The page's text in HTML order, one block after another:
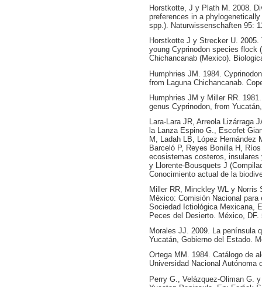
Horstkotte, J y Plath M. 2008.
preferences in a
spp.). Naturwissenschaften 95:
Horstkotte J y Strecker U.
young Cyprinodon species flock
Chichancanab (Mexico).
Humphries JM. 1984.
from Laguna Chichancanab.
Humphries JM y Miller RR.
genus Cyprinodon, from
Lara-Lara JR, Arreola Lizárraga
la Lanza Espino G., Escofet
M, Ladah LB, López Hernández
Barceló P, Reyes Bonilla H,
ecosistemas costeros,
y Llorente-Bousquets J
Conocimiento actual de la
Miller RR, Minckley WL y
México: Comisión Nacional
Sociedad Ictiológica Mexicana,
Peces del Desierto. México, DF.
Morales JJ. 2009. La península
Yucatán, Gobierno del Estado.
Ortega MM. 1984. Catálogo de
Universidad Nacional
Perry G., Velázquez-Oliman G.